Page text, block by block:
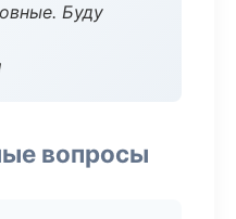
Буду
вопросы